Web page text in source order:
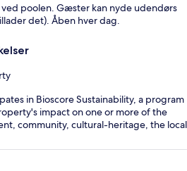
ved poolen. Gæster kan nyde udendørs
det). Åben hver dag.
in Bioscore Sustainability, a program
impact on one or more of the
community, cultural-heritage, the local